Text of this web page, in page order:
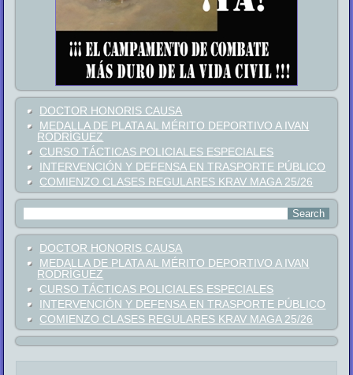
DOCTOR HONORIS CAUSA
MEDALLA DE PLATA AL MÉRITO DEPORTIVO A IVAN
RODRÍGUEZ
CURSO TÁCTICAS POLICIALES ESPECIALES
INTERVENCIÓN Y DEFENSA EN TRASPORTE PÚBLICO
COMIENZO CLASES REGULARES KRAV MAGA 25/26
DOCTOR HONORIS CAUSA
MEDALLA DE PLATA AL MÉRITO DEPORTIVO A IVAN
RODRÍGUEZ
CURSO TÁCTICAS POLICIALES ESPECIALES
INTERVENCIÓN Y DEFENSA EN TRASPORTE PÚBLICO
COMIENZO CLASES REGULARES KRAV MAGA 25/26